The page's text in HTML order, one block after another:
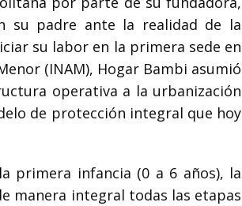
su padre ante la realidad de la
su labor en la primera sede en
(INAM), Hogar Bambi asumió
operativa a la urbanización
de protección integral que hoy
primera infancia (0 a 6 años), la
manera integral todas las etapas